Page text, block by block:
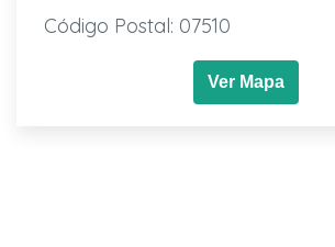
Código Postal: 07510
Ver Mapa